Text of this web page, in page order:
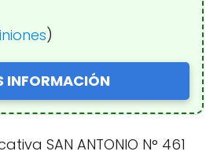
)
INFORMACIÓN
SAN ANTONIO N° 461